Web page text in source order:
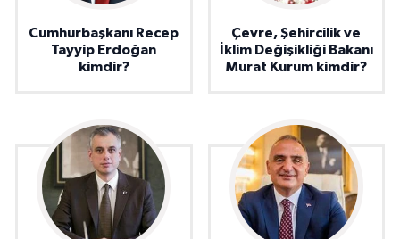
Cumhurbaşkanı Recep
Tayyip Erdoğan
kimdir?
Çevre, Şehircilik ve
İklim Değişikliği Bakanı
Murat Kurum kimdir?